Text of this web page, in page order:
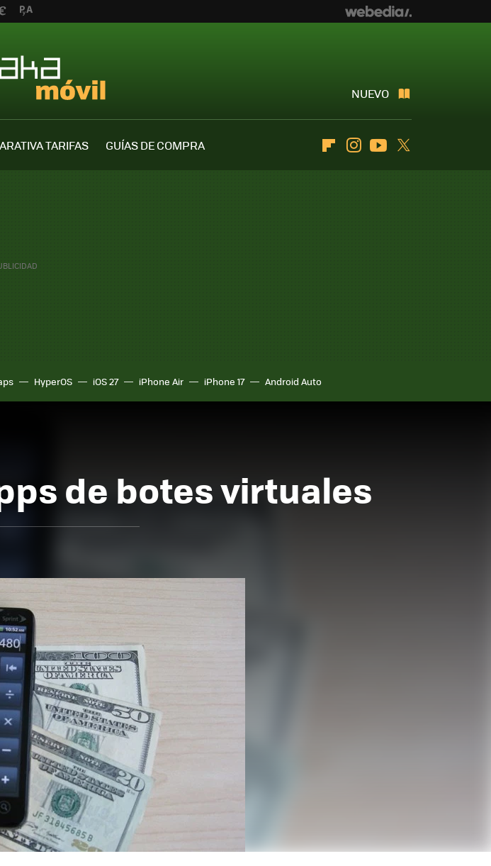
NUEVO
TARIFAS
GUÍAS DE COMPRA
FlipboardInstagramYoutube
HyperOS iOS 27 iPhone Air iPhone 17 Android Auto
de botes virtuales